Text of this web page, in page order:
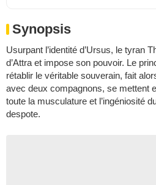
Synopsis
Usurpant l’identité d’Ursus, le tyran
d’Attra et impose son pouvoir. Le
rétablir le véritable souverain, fait
avec deux compagnons, se mettent
toute la musculature et l’ingéniosité
despote.